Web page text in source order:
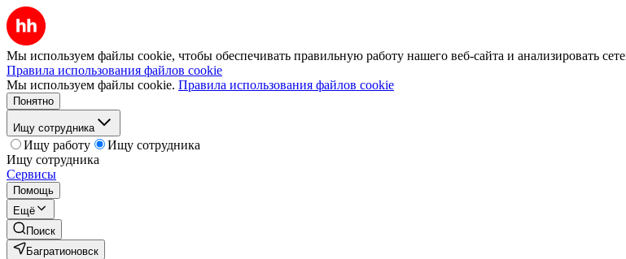
Мы используем файлы cookie, чтобы обеспечивать правильную работу нашего веб-сайта и анализировать
Правила использования файлов cookie
Мы используем файлы cookie. Правила использования файлов cookie
Понятно
Ищу сотрудника
Ищу работу
Ищу сотрудника
Ищу сотрудника
Сервисы
Помощь
Ещё
Поиск
Багратионовск